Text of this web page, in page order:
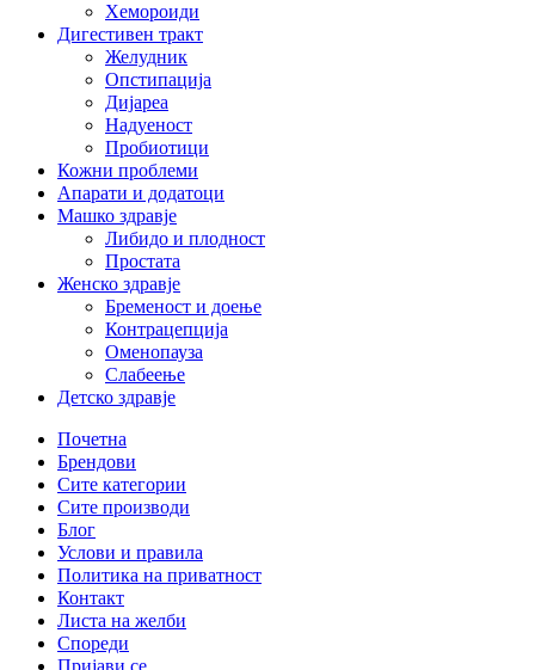
Хемороиди
Дигестивен тракт
Желудник
Опстипација
Дијареа
Надуеност
Пробиотици
Кожни проблеми
Апарати и додатоци
Машко здравје
Либидо и плодност
Простата
Женско здравје
Бременост и доење
Контрацепција
Оменопауза
Слабеење
Детско здравје
Почетна
Брендови
Сите категории
Сите производи
Блог
Услови и правила
Политика на приватност
Контакт
Листа на желби
Спореди